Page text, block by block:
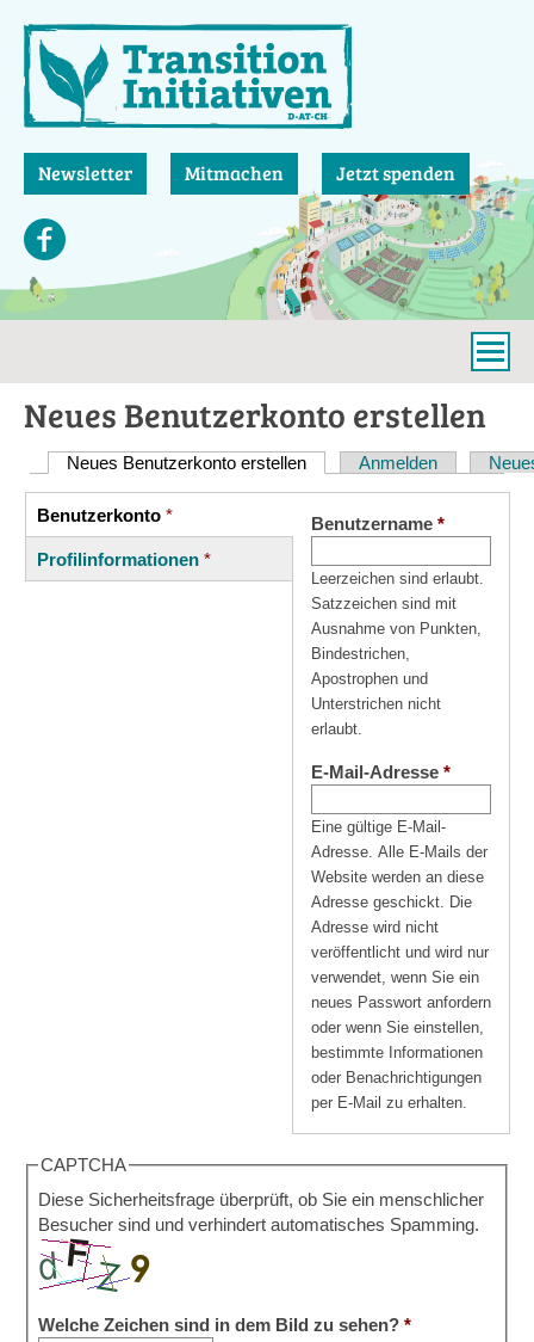
zum
Inhalt
Newsletter Mitmachen Jetzt spenden
Neues Benutzerkonto erstellen
Haupt-
Reiter
Neues Benutzerkonto erstellen (aktiver Reiter)
Anmelden
Vertikale
Reiter
Benutzerkonto *
(aktiver
Reiter)
Profilinformationen *
Benutzername *
Leerzeichen sind erlaubt.
Satzzeichen sind mit
Ausnahme von Punkten,
Bindestrichen,
Apostrophen und
Unterstrichen nicht
erlaubt.
E-Mail-Adresse *
Eine gültige E-Mail-
Adresse. Alle E-Mails der
Website werden an diese
Adresse geschickt. Die
Adresse wird nicht
veröffentlicht und wird nur
verwendet, wenn Sie ein
neues Passwort anfordern
oder wenn Sie einstellen,
bestimmte Informationen
oder Benachrichtigungen
per E-Mail zu erhalten.
CAPTCHA
Diese Sicherheitsfrage überprüft, ob Sie ein menschlicher
Besucher sind und verhindert automatisches Spamming.
Welche Zeichen sind in dem Bild zu sehen? *